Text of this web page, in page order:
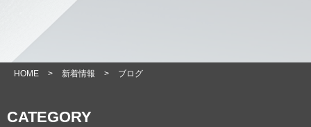
HOME > 新着情報 > ブログ
CATEGORY